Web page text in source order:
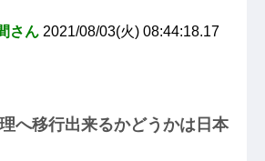
さん 2021/08/03(火) 08:44:18.17
へ移行出来るかどうかは日本